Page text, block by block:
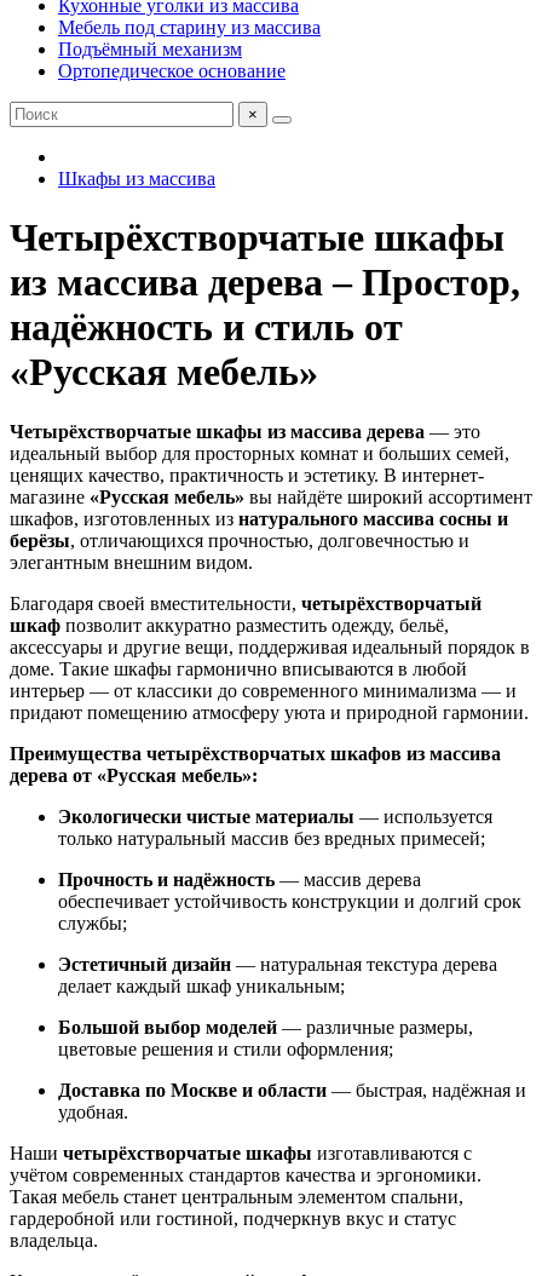
Кухонные уголки из массива
Мебель под старину из массива
Подъёмный механизм
Ортопедическое основание
×
Шкафы из массива
Четырёхстворчатые шкафы
из массива дерева – Простор,
надёжность и стиль от
«Русская мебель»
Четырёхстворчатые шкафы из массива дерева — это
идеальный выбор для просторных комнат и больших семей,
ценящих качество, практичность и эстетику. В интернет-
магазине «Русская мебель» вы найдёте широкий ассортимент
шкафов, изготовленных из натурального массива сосны и
берёзы, отличающихся прочностью, долговечностью и
элегантным внешним видом.
Благодаря своей вместительности, четырёхстворчатый
шкаф позволит аккуратно разместить одежду, бельё,
аксессуары и другие вещи, поддерживая идеальный порядок в
доме. Такие шкафы гармонично вписываются в любой
интерьер — от классики до современного минимализма — и
придают помещению атмосферу уюта и природной гармонии.
Преимущества четырёхстворчатых шкафов из массива
дерева от «Русская мебель»:
Экологически чистые материалы — используется
только натуральный массив без вредных примесей;
Прочность и надёжность — массив дерева
обеспечивает устойчивость конструкции и долгий срок
службы;
Эстетичный дизайн — натуральная текстура дерева
делает каждый шкаф уникальным;
Большой выбор моделей — различные размеры,
цветовые решения и стили оформления;
Доставка по Москве и области — быстрая, надёжная и
удобная.
Наши четырёхстворчатые шкафы изготавливаются с
учётом современных стандартов качества и эргономики.
Такая мебель станет центральным элементом спальни,
гардеробной или гостиной, подчеркнув вкус и статус
владельца.